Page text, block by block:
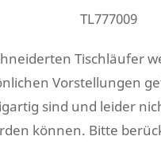
TL777009
Tischläufer
Vorstellungen
sind und leider
können. Bitte